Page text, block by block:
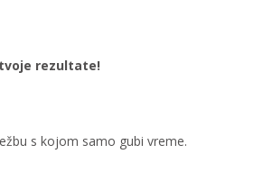
rezultate!
s kojom samo gubi vreme.